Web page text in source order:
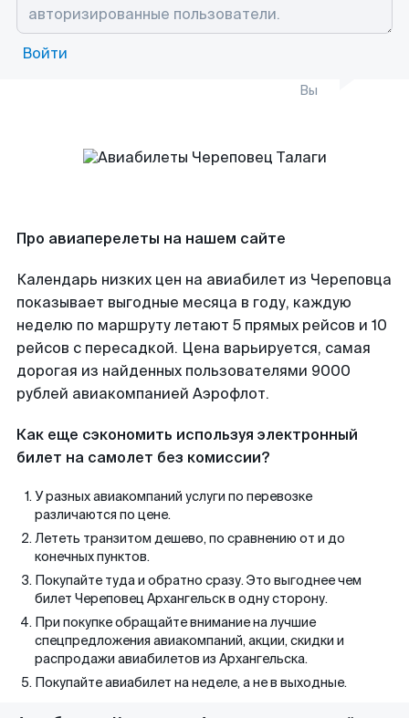
Войти
Вы
Про авиаперелеты на нашем сайте
Календарь низких цен на авиабилет из Череповца
показывает выгодные месяца в году, каждую
неделю по маршруту летают 5 прямых рейсов и 10
рейсов с пересадкой. Цена варьируется, самая
дорогая из найденных пользователями 9000
рублей авиакомпанией Аэрофлот.
Как еще сэкономить используя электронный
билет на самолет без комиссии?
У разных авиакомпаний услуги по перевозке
различаются по цене.
Лететь транзитом дешево, по сравнению от и до
конечных пунктов.
Покупайте туда и обратно сразу. Это выгоднее чем
билет Череповец Архангельск в одну сторону.
При покупке обращайте внимание на лучшие
спецпредложения авиакомпаний, акции, скидки и
распродажи авиабилетов из Архангельска.
Покупайте авиабилет на неделе, а не в выходные.